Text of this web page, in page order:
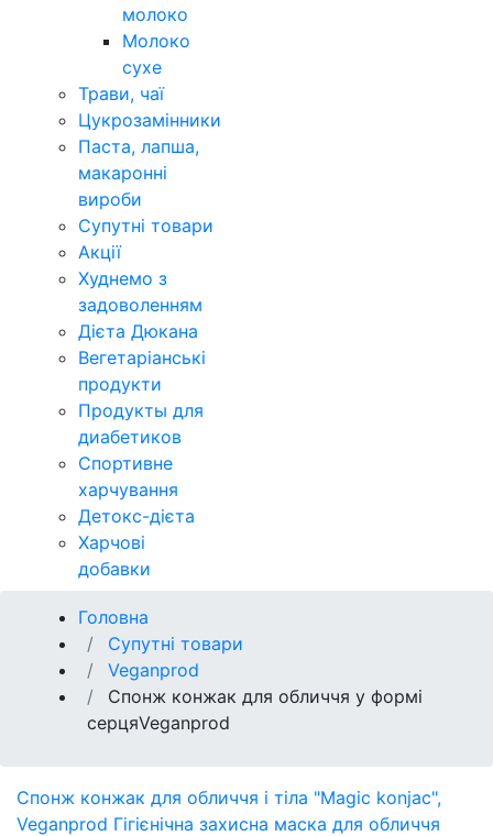
молоко
Молоко
сухе
Трави, чаї
Цукрозамінники
Паста, лапша,
макаронні
вироби
Супутні товари
Акції
Худнемо з
задоволенням
Дієта Дюкана
Вегетаріанські
продукти
Продукты для
диабетиков
Спортивне
харчування
Детокс-дієта
Харчові
добавки
Головна
Супутні товари
Veganprod
Спонж конжак для обличчя у формі
серцяVeganprod
Спонж конжак для обличчя і тіла "Magic konjac",
Veganprod Гігієнічна захисна маска для обличчя